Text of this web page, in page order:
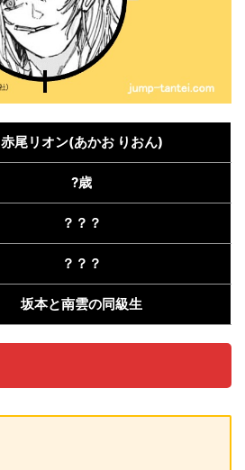
赤尾リオン(あかお りおん)
?歳
？？？
？？？
坂本と南雲の同級生